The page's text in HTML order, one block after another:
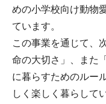
めの小学校向け動物
ています。
この事業を通じて、
命の大切さ」、また
に暮らすためのルー
しく楽しく暮らして